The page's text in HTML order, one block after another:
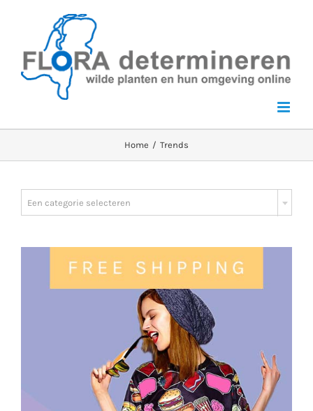
content
Home Trends

Een categorie selecteren